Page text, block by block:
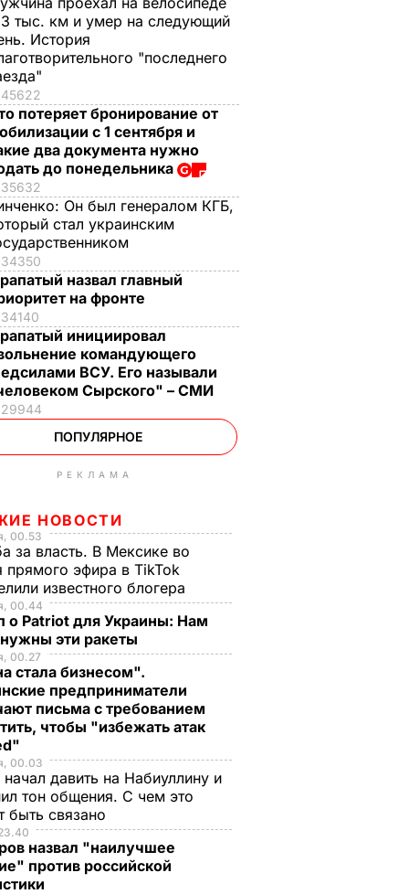
тыс. км и умер на следующий
История
"последнего
45622
потеряет бронирование от
с 1 сентября и
два документа нужно
до понедельника
35632
Он был генералом КГБ,
стал украинским
34350
назвал главный
на фронте
34140
инициировал
командующего
ВСУ. Его называли
Сырского" – СМИ
29944
ПОПУЛЯРНОЕ
РЕКЛАМА
НОВОСТИ
00.53
за власть. В Мексике во
прямого эфира в TikTok
известного блогера
00.44
о Patriot для Украины: Нам
эти ракеты
00.27
стала бизнесом".
предприниматели
письма с требованием
чтобы "избежать атак
00.03
начал давить на Набиуллину и
тон общения. С чем это
быть связано
назвал "наилучшее
против российской